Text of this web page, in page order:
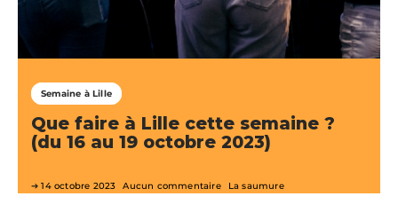
Semaine à Lille
Que faire à Lille cette semaine ?
(du 16 au 19 octobre 2023)
14 octobre 2023 Aucun commentaire La saumure